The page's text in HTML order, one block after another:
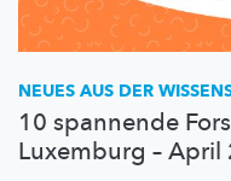
NEUES AUS DER
10 spannende
Luxemburg – April